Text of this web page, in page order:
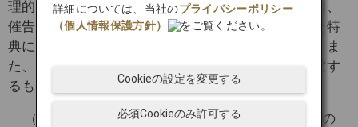
理的に判断した場合は、利用者に対して何らの通知、
催告を要せず、直ちに、登録の削除および獲得した特
典に関する権利の取り消しを行うことができます。ま
た、これにより損害が生じた場合は、利用者が賠償す
るものとします。
（1）利用者は、現在または将来にわたって、次の
詳細については、当社のプライバシーポリシー
（個人情報保護方針）
をご覧ください。
必須Cookieのみ許可する
Cookieの設定を変更する